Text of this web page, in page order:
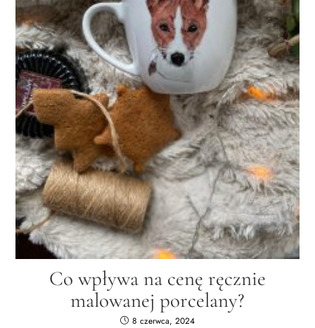
Co wpływa na cenę ręcznie
malowanej porcelany?
8 czerwca, 2024